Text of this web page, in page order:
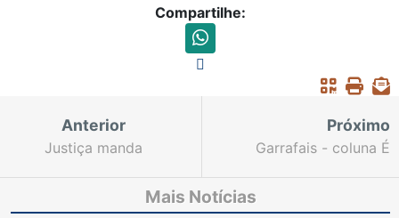
Compartilhe:
Anterior
Justiça manda
Próximo
Garrafais - coluna É
Mais Notícias